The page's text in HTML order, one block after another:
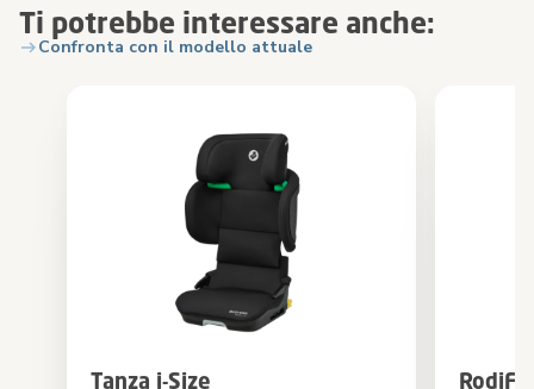
Ti potrebbe interessare anche:
Confronta con il modello attuale
Tanza i-Size